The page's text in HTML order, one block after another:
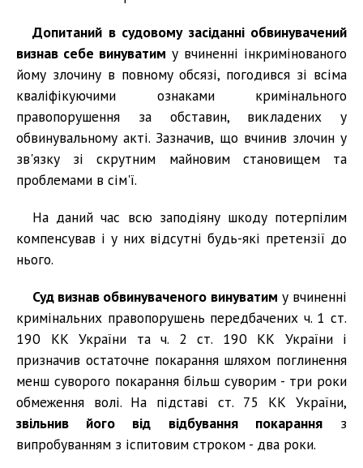
Допитаний в судовому засіданні обвинувачений
визнав себе винуватим у вчиненні інкримінованого
йому злочину в повному обсязі, погодився зі всіма
кваліфікуючими ознаками кримінального
правопорушення за обставин, викладених у
обвинувальному акті. Зазначив, що вчинив злочин у
зв'язку зі скрутним майновим становищем та
проблемами в сім'ї.
На даний час всю заподіяну шкоду потерпілим
компенсував і у них відсутні будь-які претензії до
нього.
Суд визнав обвинуваченого винуватим у вчиненні
кримінальних правопорушень передбачених ч. 1 ст.
190 КК України та ч. 2 ст. 190 КК України і
призначив остаточне покарання шляхом поглинення
менш суворого покарання більш суворим - три роки
обмеження волі. На підставі ст. 75 КК України,
звільнив його від відбування покаранняз
випробуванням з іспитовим строком - два роки.